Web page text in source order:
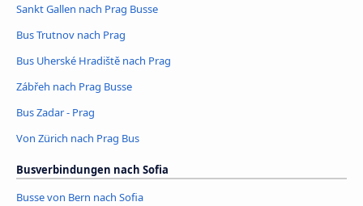
Sankt Gallen nach Prag Busse
Bus Trutnov nach Prag
Bus Uherské Hradiště nach Prag
Zábřeh nach Prag Busse
Bus Zadar - Prag
Von Zürich nach Prag Bus
Busverbindungen nach Sofia
Busse von Bern nach Sofia